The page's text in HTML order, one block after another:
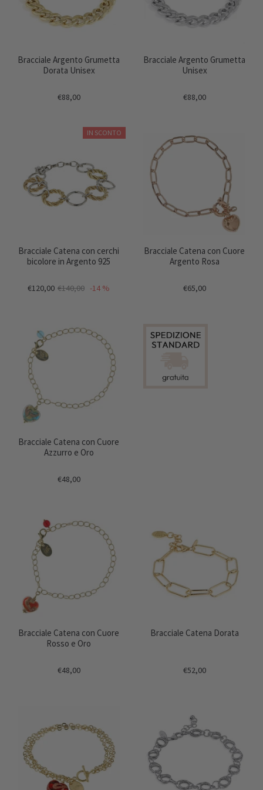
Bracciale Argento Grumetta
Dorata Unisex
€88,00
Bracciale Argento Grumetta
Unisex
€88,00
IN SCONTO
Bracciale Catena con cerchi
bicolore in Argento 925
€120,00 €140,00 -14 %
Bracciale Catena con Cuore
Argento Rosa
€65,00
Bracciale Catena con Cuore
Azzurro e Oro
€48,00
Bracciale Catena con Cuore
Rosso e Oro
€48,00
Bracciale Catena Dorata
€52,00